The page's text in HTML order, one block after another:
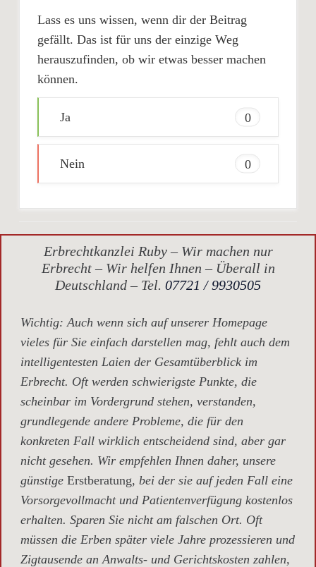
Lass es uns wissen, wenn dir der Beitrag
gefällt. Das ist für uns der einzige Weg
herauszufinden, ob wir etwas besser machen
können.
Ja 0
Nein 0
Erbrechtkanzlei Ruby – Wir machen nur
Erbrecht – Wir helfen Ihnen – Überall in
Deutschland – Tel. 07721 / 9930505
Wichtig: Auch wenn sich auf unserer Homepage
vieles für Sie einfach darstellen mag, fehlt auch dem
intelligentesten Laien der Gesamtüberblick im
Erbrecht. Oft werden schwierigste Punkte, die
scheinbar im Vordergrund stehen, verstanden,
grundlegende andere Probleme, die für den
konkreten Fall wirklich entscheidend sind, aber gar
nicht gesehen. Wir empfehlen Ihnen daher, unsere
günstige Erstberatung, bei der sie auf jeden Fall eine
Vorsorgevollmacht und Patientenverfügung kostenlos
erhalten. Sparen Sie nicht am falschen Ort. Oft
müssen die Erben später viele Jahre prozessieren und
Zigtausende an Anwalts- und Gerichtskosten zahlen,